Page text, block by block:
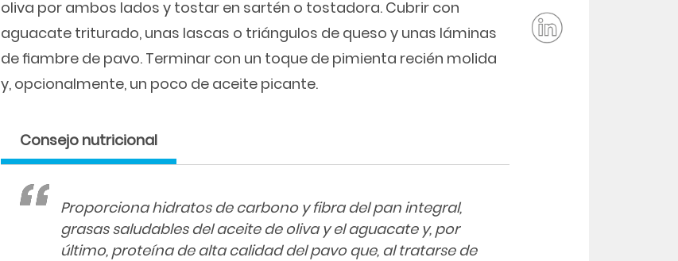
oliva por ambos lados y tostar en sartén o tostadora. Cubrir con
aguacate triturado, unas lascas o triángulos de queso y unas láminas
de ﬁambre de pavo. Terminar con un toque de pimienta recién molida
y, opcionalmente, un poco de aceite picante.
Consejo nutricional
Proporciona hidratos de carbono y fibra del pan integral,
grasas saludables del aceite de oliva y el aguacate y, por
último, proteína de alta calidad del pavo que, al tratarse de